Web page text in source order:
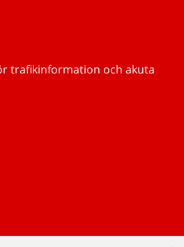
trafikinformation och akuta